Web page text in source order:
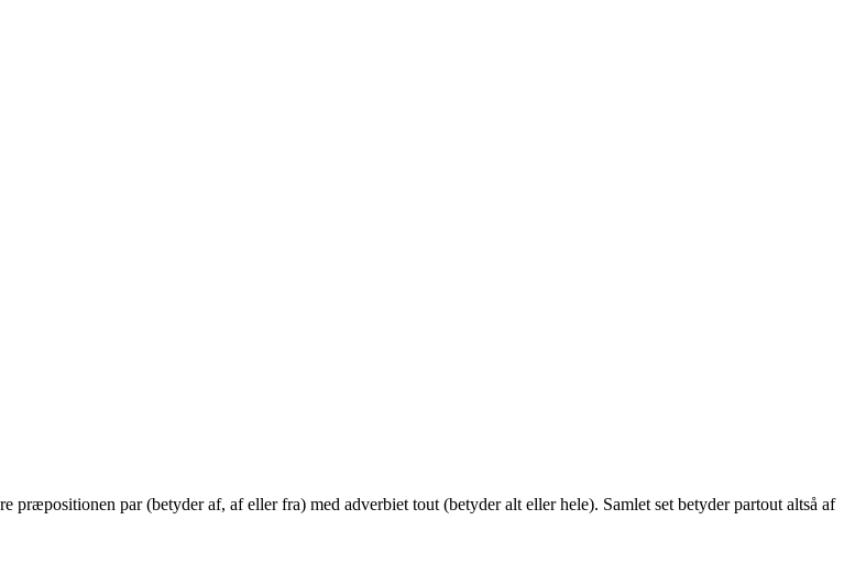
par (betyder af, af eller fra) med adverbiet tout (betyder alt eller hele). Samlet set betyder partout altså af